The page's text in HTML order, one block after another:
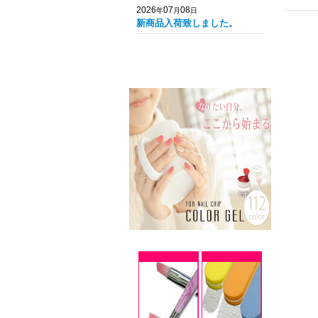
2026年07 月08日
新商品入荷致しました。